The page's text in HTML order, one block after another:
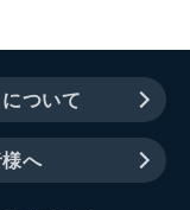
ついて
へ